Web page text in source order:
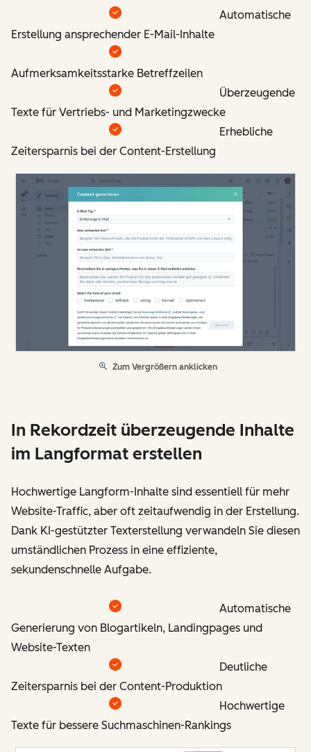
Automatische
Erstellung ansprechender E-Mail-Inhalte
Aufmerksamkeitsstarke Betreffzeilen
Überzeugende
Texte für Vertriebs- und Marketingzwecke
Erhebliche
Zeitersparnis bei der Content-Erstellung
Zum Vergrößern anklicken
In Rekordzeit überzeugende Inhalte
im Langformat erstellen
Hochwertige Langform-Inhalte sind essentiell für mehr
Website-Traffic, aber oft zeitaufwendig in der Erstellung.
Dank KI-gestützter Texterstellung verwandeln Sie diesen
umständlichen Prozess in eine effiziente,
sekundenschnelle Aufgabe.
Automatische
Generierung von Blogartikeln, Landingpages und
Website-Texten
Deutliche
Zeitersparnis bei der Content-Produktion
Hochwertige
Texte für bessere Suchmaschinen-Rankings